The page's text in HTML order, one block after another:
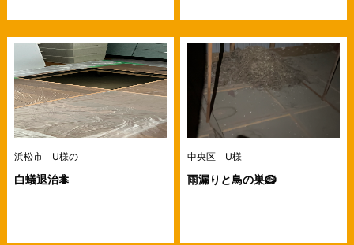
浜松市 U様の
白蟻退治🐜
中央区 U様
雨漏りと鳥の巣🪹